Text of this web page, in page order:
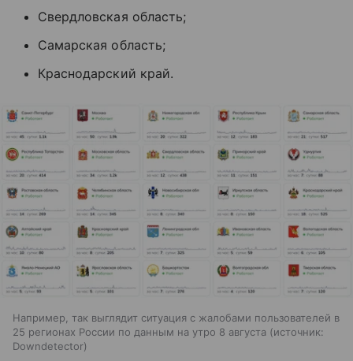
Свердловская область;
Самарская область;
Краснодарский край.
Например, так выглядит ситуация с жалобами пользователей в
25 регионах России по данным на утро 8 августа
источник:
Downdetector